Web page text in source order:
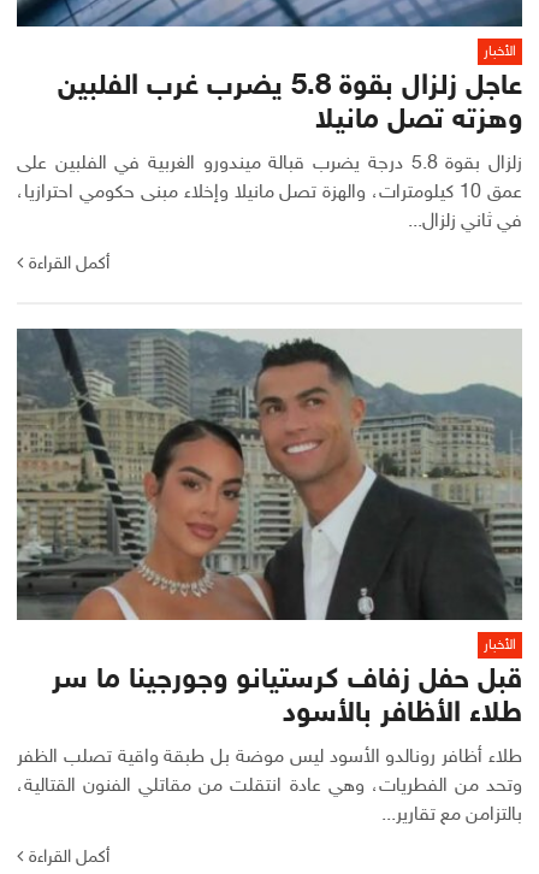
الأخبار
عاجل زلزال بقوة 5.8 يضرب غرب الفلبين
وهزته تصل مانيلا
زلزال بقوة 5.8 درجة يضرب قبالة ميندورو الغربية في الفلبين على
عمق 10 كيلومترات، والهزة تصل مانيلا وإخلاء مبنى حكومي احترازيا،
في ثاني زلزال...
أكمل القراءة
الأخبار
قبل حفل زفاف كرستيانو وجورجينا ما سر
طلاء الأظافر بالأسود
طلاء أظافر رونالدو الأسود ليس موضة بل طبقة واقية تصلب الظفر
وتحد من الفطريات، وهي عادة انتقلت من مقاتلي الفنون القتالية،
بالتزامن مع تقارير...
أكمل القراءة